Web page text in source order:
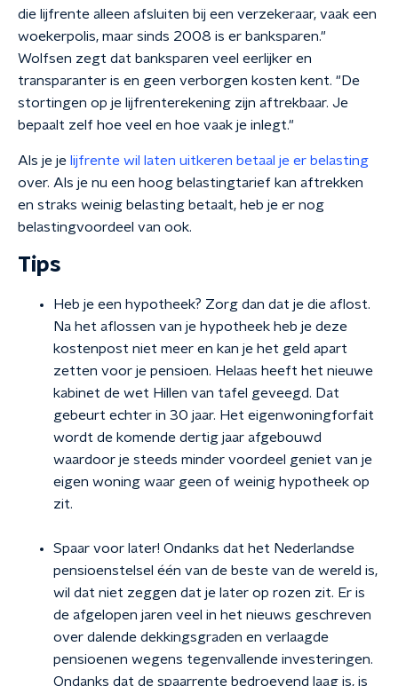
die lijfrente alleen afsluiten bij een verzekeraar, vaak een
woekerpolis, maar sinds 2008 is er banksparen."
Wolfsen zegt dat banksparen veel eerlijker en
transparanter is en geen verborgen kosten kent. "De
stortingen op je lijfrenterekening zijn aftrekbaar. Je
bepaalt zelf hoe veel en hoe vaak je inlegt."
Als je je lijfrente wil laten uitkeren betaal je er belasting
over. Als je nu een hoog belastingtarief kan aftrekken
en straks weinig belasting betaalt, heb je er nog
belastingvoordeel van ook.
Tips
Heb je een hypotheek? Zorg dan dat je die aflost.
Na het aflossen van je hypotheek heb je deze
kostenpost niet meer en kan je het geld apart
zetten voor je pensioen. Helaas heeft het nieuwe
kabinet de wet Hillen van tafel geveegd. Dat
gebeurt echter in 30 jaar. Het eigenwoningforfait
wordt de komende dertig jaar afgebouwd
waardoor je steeds minder voordeel geniet van je
eigen woning waar geen of weinig hypotheek op
zit.
Spaar voor later! Ondanks dat het Nederlandse
pensioenstelsel één van de beste van de wereld is,
wil dat niet zeggen dat je later op rozen zit. Er is
de afgelopen jaren veel in het nieuws geschreven
over dalende dekkingsgraden en verlaagde
pensioenen wegens tegenvallende investeringen.
Ondanks dat de spaarrente bedroevend laag is, is